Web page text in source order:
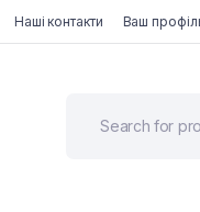
Наші контакти Ваш